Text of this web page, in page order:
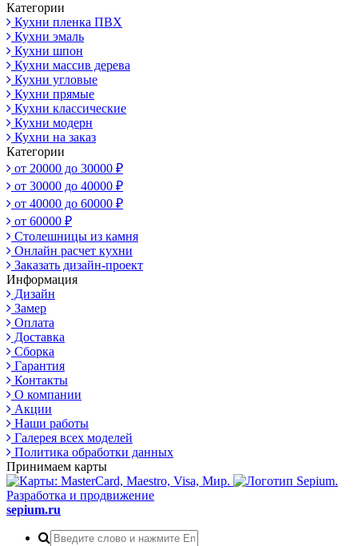
Категории
Кухни пленка ПВХ
Кухни эмаль
Кухни шпон
Кухни массив дерева
Кухни угловые
Кухни прямые
Кухни классические
Кухни модерн
Кухни на заказ
Категории
от 20000 до 30000 ₽
от 30000 до 40000 ₽
от 40000 до 60000 ₽
от 60000 ₽
Столешницы из камня
Онлайн расчет кухни
Заказать дизайн-проект
Информация
Дизайн
Замер
Оплата
Доставка
Сборка
Гарантия
Контакты
О компании
Акции
Наши работы
Галерея всех моделей
Политика обработки данных
Принимаем карты
Разработка и продвижение
sepium.ru